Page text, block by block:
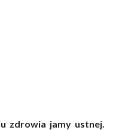
zdrowia jamy ustnej.